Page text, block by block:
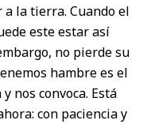
la tierra. Cuando el
este estar así
no pierde su
hambre es el
nos convoca. Está
con paciencia y